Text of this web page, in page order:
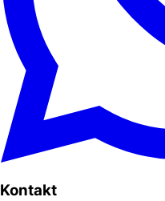
Kontakt